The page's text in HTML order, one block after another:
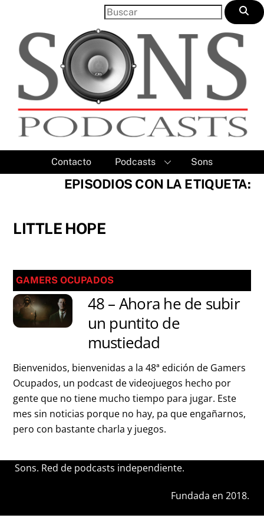
content
Contacto Podcasts Sons
EPISODIOS CON LA ETIQUETA:
LITTLE HOPE
GAMERS OCUPADOS
48 – Ahora he de subir
un puntito de
mustiedad
Bienvenidos, bienvenidas a la 48ª edición de Gamers
Ocupados, un podcast de videojuegos hecho por
gente que no tiene mucho tiempo para jugar. Este
mes sin noticias porque no hay, pa que engañarnos,
pero con bastante charla y juegos.
Sons. Red de podcasts independiente.
Fundada en 2018.